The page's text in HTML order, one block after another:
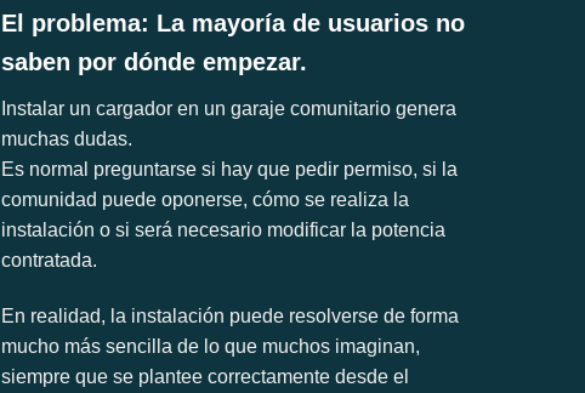
El problema: La mayoría de usuarios no
saben por dónde empezar.
Instalar un cargador en un garaje comunitario genera
muchas dudas.
Es normal preguntarse si hay que pedir permiso, si la
comunidad puede oponerse, cómo se realiza la
instalación o si será necesario modificar la potencia
contratada.
En realidad, la instalación puede resolverse de forma
mucho más sencilla de lo que muchos imaginan,
siempre que se plantee correctamente desde el